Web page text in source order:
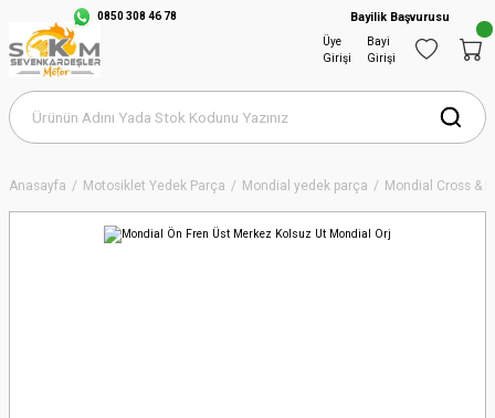
Üye
Girişi
Bayi
Girişi
Anasayfa Motosiklet Yedek Parça Mondial yedek parça Mondial Cross &
0850 308 46 78 Bayilik Başvurusu